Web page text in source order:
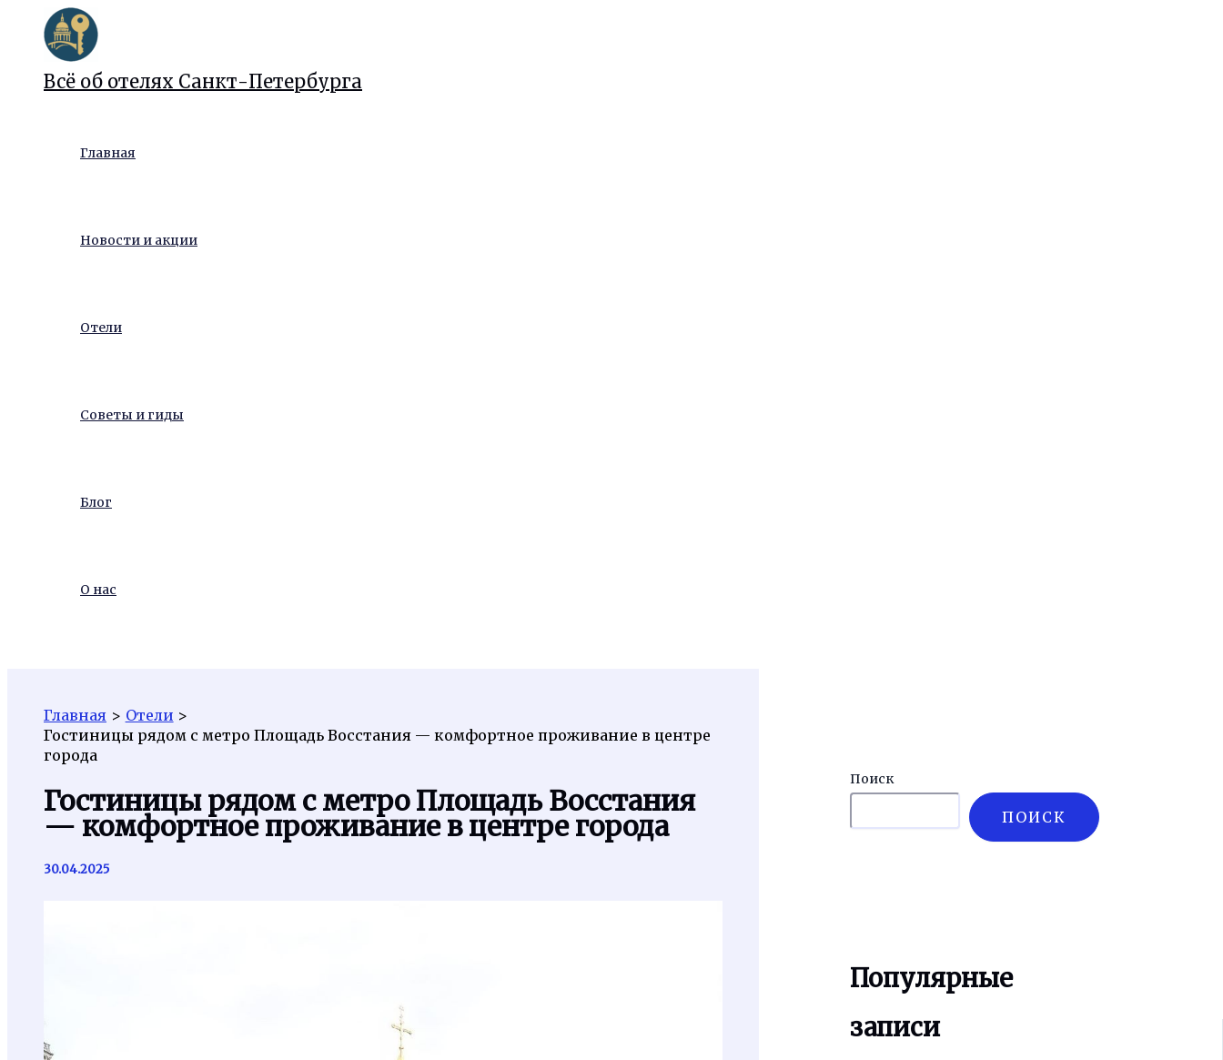
Перейти
содержимому
Всё об отелях Санкт-Петербурга
Главная
Новости и акции
Отели
Советы и гиды
Блог
О нас
Главная
Отели
Гостиницы рядом с метро Площадь Восстания — комфортное проживание в центре
города
Гостиницы рядом с метро Площадь Восстания
— комфортное проживание в центре города
30.04.2025
Поиск
ПОИСК
Популярные
записи